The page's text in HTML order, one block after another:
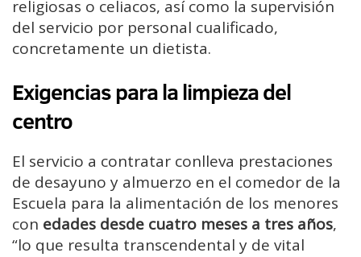
religiosas o celiacos, así como la supervisión
del servicio por personal cualificado,
concretamente un dietista.
Exigencias para la limpieza del
centro
El servicio a contratar conlleva prestaciones
de desayuno y almuerzo en el comedor de la
Escuela para la alimentación de los menores
con edades desde cuatro meses a tres años,
“lo que resulta transcendental y de vital